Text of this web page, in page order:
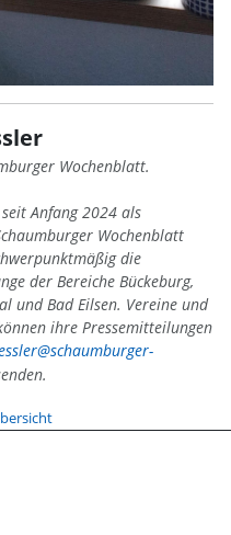
Wochenblatt.
Anfang 2024 als
Wochenblatt
die
der Bereiche Bückeburg,
und Bad Eilsen. Vereine und
ihre Pressemitteilungen